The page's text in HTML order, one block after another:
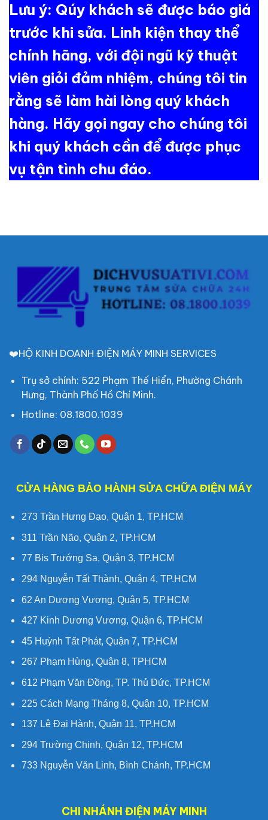
Lưu ý: Qúy khách sẽ được báo giá
trước khi sửa. Linh kiện thay thể
chính hãng, với đội ngũ kỹ thuật
viên giỏi đảm nhiệm, chúng tôi tin
rằng sẽ làm hài lòng quý khách
hàng. Hãy gọi ngay cho chúng tôi
khi quý khách cần để được phục
vụ tận tình chu đáo.
❤️HỘ KINH DOANH ĐIỆN MÁY MINH SERVICES
Trụ sở chính: 522 Phạm Thế Hiển, Phường Chánh
Hưng, Thành Phố Hồ Chí Minh.
Hotline: 08.1800.1039
CỬA HÀNG BẢO HÀNH SỬA CHỮA ĐIỆN MÁY
273 Trần Hưng Đạo, Quận 1, TP.HCM
311 Trần Não, Quận 2, TP.HCM
77 Bis Trướng Sa, Quận 3, TP.HCM
294 Nguyễn Tất Thành, Quận 4, TP.HCM
62 An Dương Vương, Quận 5, TP.HCM
427 Kinh Dương Vương, Quận 6, TP.HCM
45 Huỳnh Tất Phát, Quận 7, TP.HCM
267 Phạm Hùng, Quận 8, TPHCM
612 Phạm Văn Đồng, TP. Thủ Đức, TP.HCM
225 Cách Mạng Tháng 8, Quận 10, TP.HCM
137 Lê Đại Hành, Quận 11, TP.HCM
294 Trường Chinh, Quận 12, TP.HCM
733 Nguyễn Văn Linh, Bình Chánh, TP.HCM
CHI NHÁNH ĐIỆN MÁY MINH